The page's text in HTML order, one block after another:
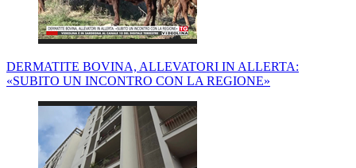
DERMATITE BOVINA, ALLEVATORI IN ALLERTA:
«SUBITO UN INCONTRO CON LA REGIONE»